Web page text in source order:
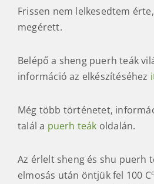
Frissen nem lelkesedtem
megérett.
Belépő a sheng puerh teák
információ az elkészítéséhez
Még több történetet,
talál a puerh teák oldalán.
Az érlelt sheng és shu puerh
elmosás után öntjük fel 100 C